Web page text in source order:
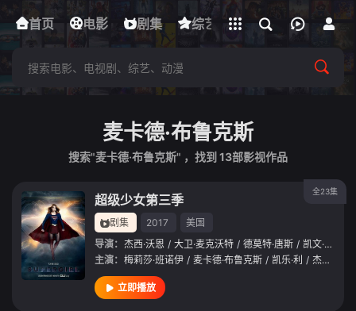
首页 电影 剧集 综艺 动漫 短剧
下载客户端
立即登录
麦卡德·布鲁克斯
搜索"麦卡德·布鲁克斯" ，找到 13部影视作品
全23集
超级少女第三季
剧集 2017
美国
导演： 杰西·沃恩 / 大卫·麦克沃特 / 德莫特·唐斯 / 凯文·史密斯
主演： 梅莉莎·班诺伊 / 麦卡德·布鲁克斯 / 凯乐·利 / 杰瑞米·乔丹
立即播放